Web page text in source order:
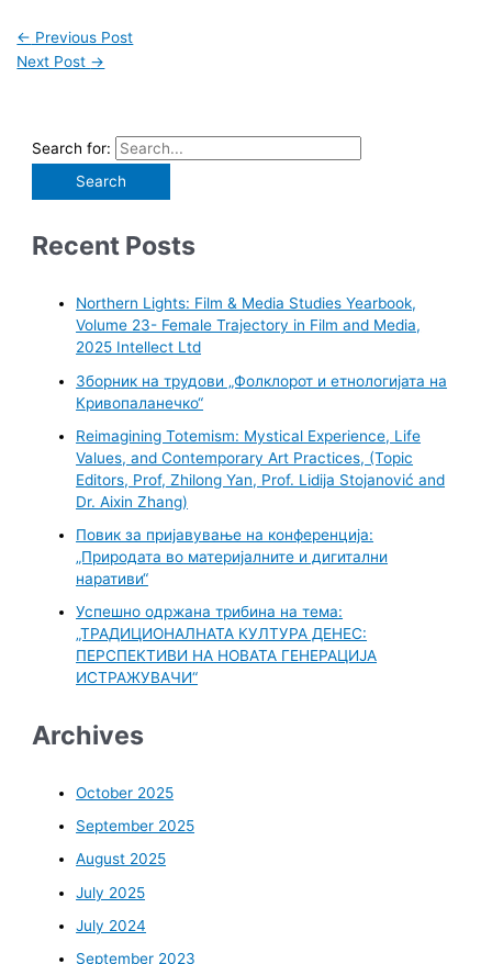
← Previous Post
Next Post →
Search for:
Recent Posts
Northern Lights: Film & Media Studies Yearbook,
Volume 23- Female Trajectory in Film and Media,
2025 Intellect Ltd
Зборник на трудови „Фолклорот и етнологијата на
Кривопаланечко“
Reimagining Totemism: Mystical Experience, Life
Values, and Contemporary Art Practices, (Topic
Editors, Prof, Zhilong Yan, Prof. Lidija Stojanović and
Dr. Aixin Zhang)
Повик за пријавување на конференција:
„Природата во материјалните и дигитални
наративи“
Успешно одржана трибина на тема:
„ТРАДИЦИОНАЛНАТА КУЛТУРА ДЕНЕС:
ПЕРСПЕКТИВИ НА НОВАТА ГЕНЕРАЦИЈА
ИСТРАЖУВАЧИ“
Archives
October 2025
September 2025
August 2025
July 2025
July 2024
September 2023